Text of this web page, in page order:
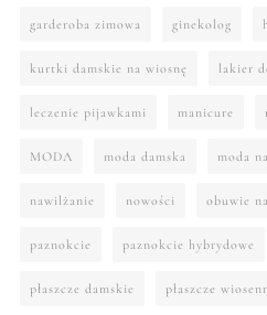
garderoba zimowa ginekolog
kurtki damskie na wiosnę lakier
leczenie pijawkami manicure
MODA moda damska moda
nawilżanie nowości obuwie
paznokcie paznokcie hybrydowe
płaszcze damskie płaszcze